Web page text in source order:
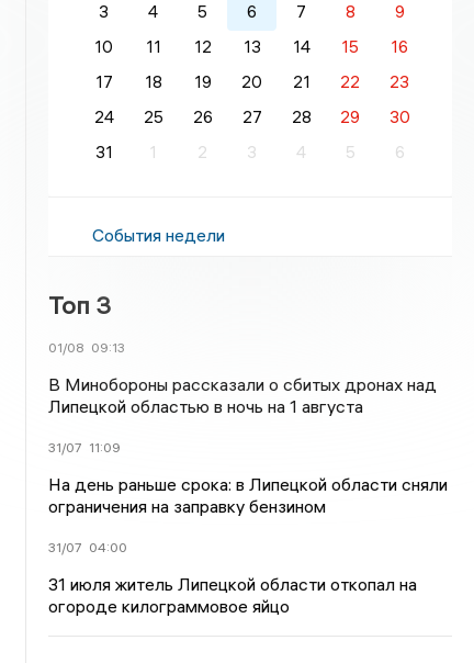
3
4 5 6 7 8
9
10
11 12 13 14 15
16
17
18 19 20 21 22
23
24
25 26 27 28 29
30
31
1 2 3 4 5 6
События недели
Топ 3
01/08 09:13
В Минобороны рассказали о сбитых дронах над
Липецкой областью в ночь на 1 августа
31/07 11:09
На день раньше срока: в Липецкой области сняли
ограничения на заправку бензином
31/07 04:00
31 июля житель Липецкой области откопал на
огороде килограммовое яйцо